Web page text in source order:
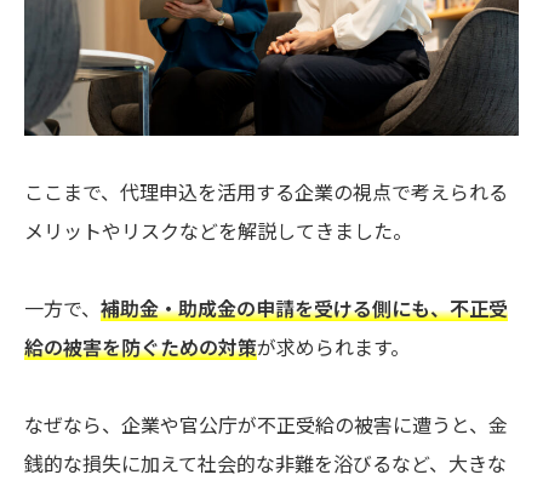
ここまで、代理申込を活用する企業の視点で考えられる
メリットやリスクなどを解説してきました。
一方で、 補助金・助成金の申請を受ける側にも、不正受
給の被害を防ぐための対策が求められます。
なぜなら、企業や官公庁が不正受給の被害に遭うと、金
銭的な損失に加えて社会的な非難を浴びるなど、大きな